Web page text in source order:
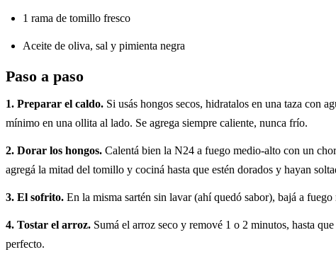
1 rama de tomillo fresco
Aceite de oliva, sal y pimienta negra
Paso a paso
1. Preparar el caldo. Si usás hongos secos, hidratalos en una taza con
mínimo en una ollita al lado. Se agrega siempre caliente, nunca frío.
2. Dorar los hongos. Calentá bien la N24 a fuego medio-alto con un
agregá la mitad del tomillo y cociná hasta que estén dorados y hayan
3. El sofrito. En la misma sartén sin lavar (ahí quedó sabor), bajá a
4. Tostar el arroz. Sumá el arroz seco y remové 1 o 2 minutos, hasta
perfecto.